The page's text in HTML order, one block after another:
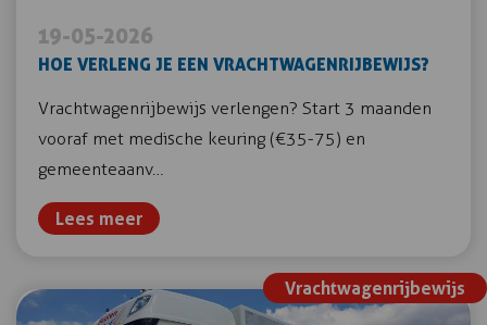
19-05-2026
HOE VERLENG JE EEN VRACHTWAGENRIJBEWIJS?
Vrachtwagenrijbewijs verlengen? Start 3 maanden
vooraf met medische keuring (€35-75) en
gemeenteaanv…
Lees meer
Vrachtwagenrijbewijs